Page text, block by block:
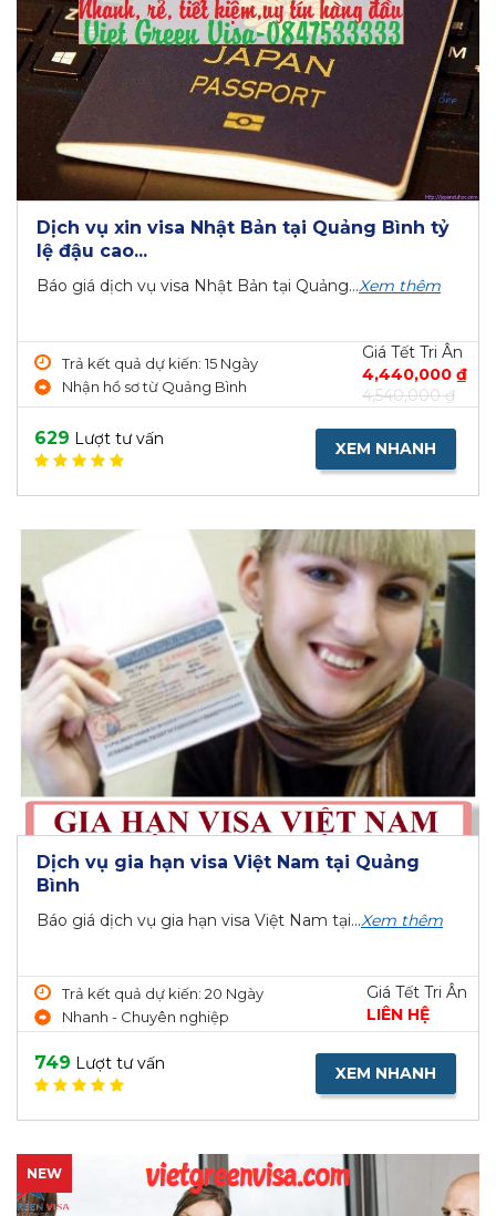
Dịch vụ xin visa Nhật Bản tại Quảng Bình tỷ
lệ đậu cao...
Báo giá dịch vụ visa Nhật Bản tại Quảng...Xem thêm
Trả kết quả dự kiến: 15 Ngày
Nhận hồ sơ từ Quảng Bình
Giá Tết Tri Ân
4,440,000 ₫
4,540,000 ₫
629 Lượt tư vấn XEM NHANH
Dịch vụ gia hạn visa Việt Nam tại Quảng
Bình
Báo giá dịch vụ gia hạn visa Việt Nam tại...Xem thêm
Trả kết quả dự kiến: 20 Ngày
Nhanh - Chuyên nghiệp
Giá Tết Tri Ân
LIÊN HỆ
749 Lượt tư vấn XEM NHANH
NEW